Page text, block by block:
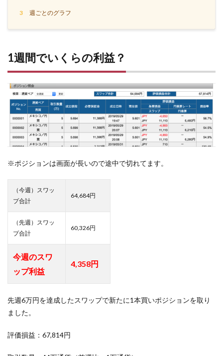
3 週ごとのグラフ
1週間でいくらの利益？
※ポジションは画面が長いので途中で切れてます。
（今週）スワッ
プ合計
64,684円
（先週）スワッ
プ合計
60,326円
今週のスワ
ップ利益
4,358円
先週6万円を達成したスワップで新たに1本買いポジションを取り
ました。
評価損益：67,814円